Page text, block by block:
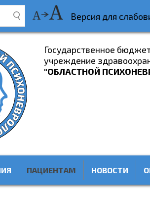
Версия для
Государственное
учреждение
"ОБЛАСТНОЙ
ПАЦИЕНТАМ НОВОСТИ